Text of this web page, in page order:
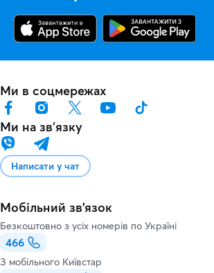
Ми в соцмережах
Ми на звʼязку
Написати у чат
Мобільний зв'язок
Безкоштовно з усіх номерів по Україні
466
З мобільного Київстар